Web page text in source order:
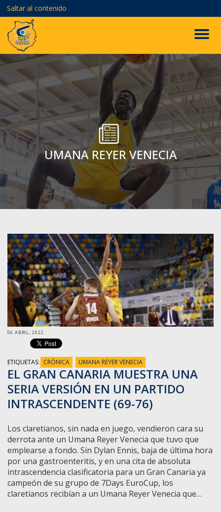
Saltar al contenido
UMANA REYER VENECIA
06 ABRIL, 2022
ETIQUETAS: CRÓNICA UMANA REYER VENECIA
EL GRAN CANARIA MUESTRA UNA
SERIA VERSIÓN EN UN PARTIDO
INTRASCENDENTE (69-76)
Los claretianos, sin nada en juego, vendieron cara su
derrota ante un Umana Reyer Venecia que tuvo que
emplearse a fondo. Sin Dylan Ennis, baja de última hora
por una gastroenteritis, y en una cita de absoluta
intrascendencia clasificatoria para un Gran Canaria ya
campeón de su grupo de 7Days EuroCup, los
claretianos recibían a un Umana Reyer Venecia que…